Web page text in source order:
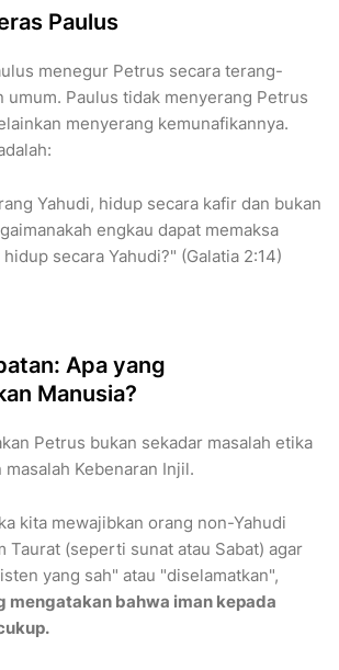
Paulus
menegur Petrus secara terang-
umum. Paulus tidak menyerang Petrus
menyerang kemunafikannya.
Yahudi, hidup secara kafir dan bukan
engkau dapat memaksa
secara Yahudi?" (Galatia 2:14)
Apa yang
Manusia?
Petrus bukan sekadar masalah etika
masalah Kebenaran Injil.
kita mewajibkan orang non-Yahudi
Taurat (seperti sunat atau Sabat) agar
yang sah" atau "diselamatkan",
mengatakan bahwa iman kepada